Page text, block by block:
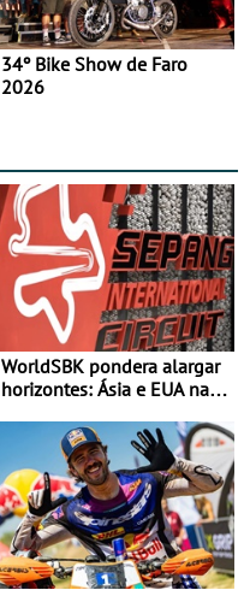
34º Bike Show de Faro
2026
WorldSBK pondera alargar
horizontes: Ásia e EUA na